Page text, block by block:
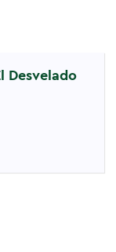
Desvelado